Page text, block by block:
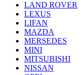
LAND ROVER
LEXUS
LIFAN
MAZDA
MERSEDES
MINI
MITSUBISHI
NISSAN